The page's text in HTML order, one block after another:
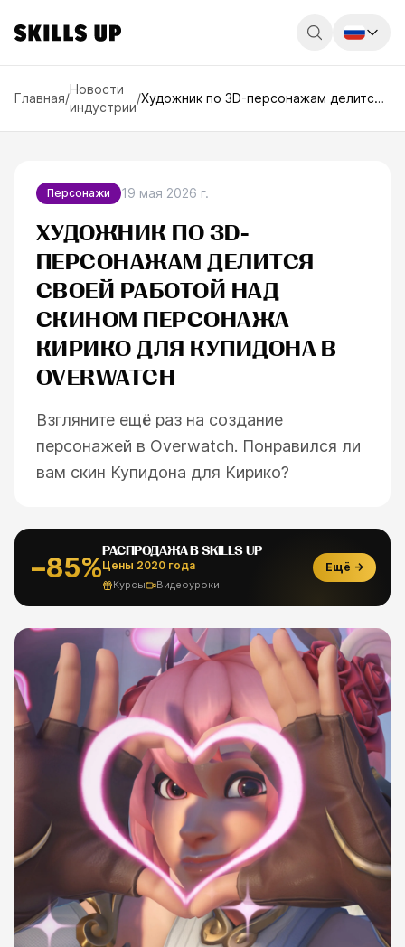
ESC
Главная/
Новости
индустрии
/Художник по 3D-персонажам делится
Кирико для Купидона в Overwatch
Персонажи 19 мая 2026 г.
ХУДОЖНИК ПО 3D-
ПЕРСОНАЖАМ ДЕЛИТСЯ
СВОЕЙ РАБОТОЙ НАД
СКИНОМ ПЕРСОНАЖА
КИРИКО ДЛЯ КУПИДОНА В
OVERWATCH
Взгляните ещё раз на создание
персонажей в Overwatch. Понравился ли
вам скин Купидона для Кирико?
−85%
РАСПРОДАЖА В SKILLS UP
Цены 2020 года
Курсы Видеоуроки
Ещё →